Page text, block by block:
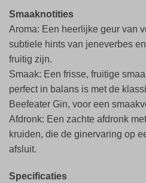
Smaaknotities
Aroma: Een heerlijke geur van
subtiele hints van jeneverbes
fruitig zijn.
Smaak: Een frisse, fruitige
perfect in balans is met de
Beefeater Gin, voor een
Afdronk: Een zachte afdronk
kruiden, die de ginervaring op
afsluit.
Specificaties